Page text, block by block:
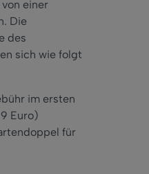
einer
Die
des
sich wie folgt
im ersten
Euro)
für